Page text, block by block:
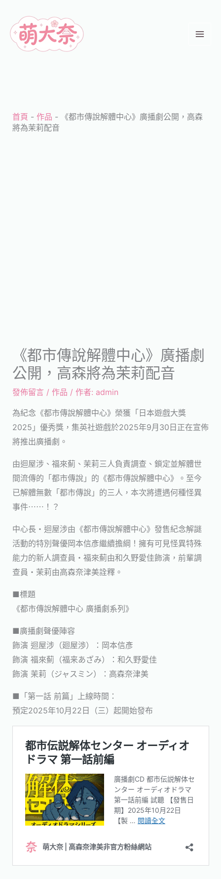
首頁 - 作品 -
《都市傳說解體中心》廣播劇公開，高森
將為茉莉配音
《都市傳說解體中心》廣播劇
公開，高森將為茉莉配音
發佈留言 / 作品 / 作者: admin
為紀念《都市傳說解體中心》榮獲「日本遊戲大獎
2025」優秀獎，集英社遊戲於2025年9月30日正在宣佈
將推出廣播劇。
由迴屋涉、福來薊、茉莉三人負責調查、鎖定並解體世
間流傳的「都市傳說」的《都市傳說解體中心》。至今
已解體無數「都市傳說」的三人，本次將遭遇何種怪異
事件⋯⋯！？
中心長・迴屋涉由《都市傳說解體中心》發售紀念解謎
活動的特別聲優岡本信彥繼續擔綱！擁有可見怪異特殊
能力的新人調查員・福來薊由和久野愛佳飾演，前輩調
查員・茉莉由高森奈津美詮釋。
■標題
《都市傳說解體中心 廣播劇系列》
■廣播劇聲優陣容
飾演 迴屋涉（廻屋渉）：岡本信彥
飾演 福來薊（福来あざみ）：和久野愛佳
飾演 茉莉（ジャスミン）：高森奈津美
■「第一話 前篇」上線時間：
預定2025年10月22日（三）起開始發布